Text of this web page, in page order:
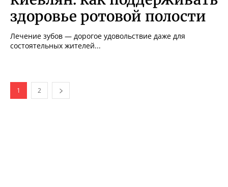
здоровье ротовой полости
Лечение зубов — дорогое удовольствие даже для
состоятельных жителей...
1 2